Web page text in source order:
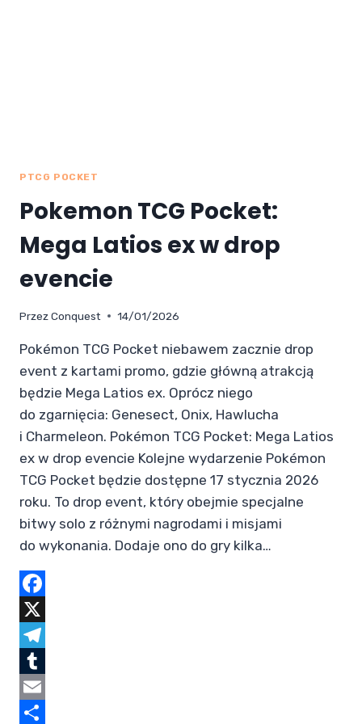
PTCG POCKET
Pokemon TCG Pocket:
Mega Latios ex w drop
evencie
Przez Conquest 14/01/2026
Pokémon TCG Pocket niebawem zacznie drop
event z kartami promo, gdzie główną atrakcją
będzie Mega Latios ex. Oprócz niego
do zgarnięcia: Genesect, Onix, Hawlucha
i Charmeleon. Pokémon TCG Pocket: Mega Latios
ex w drop evencie Kolejne wydarzenie Pokémon
TCG Pocket będzie dostępne 17 stycznia 2026
roku. To drop event, który obejmie specjalne
bitwy solo z różnymi nagrodami i misjami
do wykonania. Dodaje ono do gry kilka…
Facebook
X
Telegram
Tumblr
Email